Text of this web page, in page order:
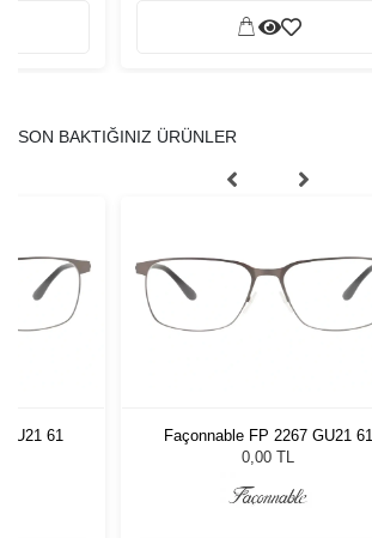
SON BAKTIĞINIZ ÜRÜNLER
61
Façonnable FP 2267 GU21 61
0,00 TL